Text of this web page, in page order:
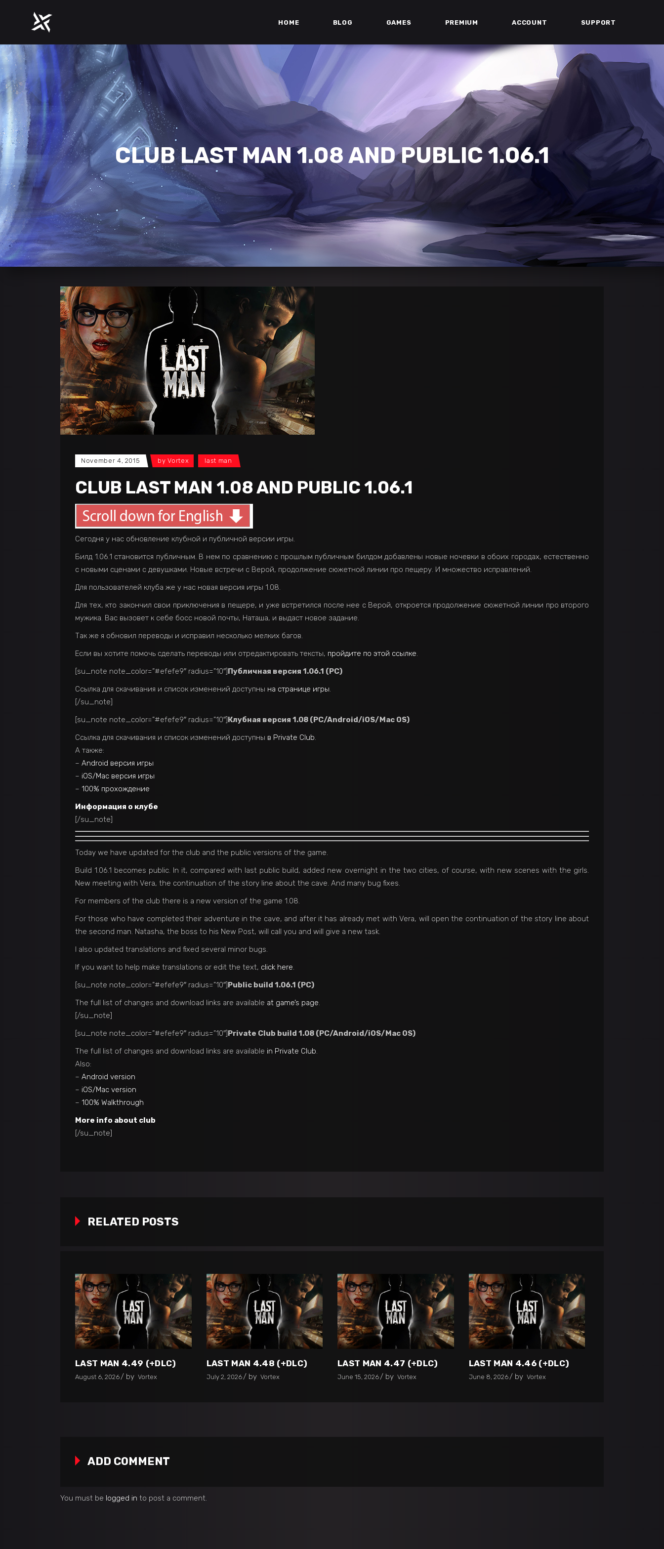
HOME BLOG GAMES PREMIUM ACCOUNT SUPPORT
CLUB LAST MAN 1.08 AND PUBLIC 1.06.1
November 4, 2015 byVortex last man
CLUB LAST MAN 1.08 AND PUBLIC 1.06.1
Сегодня у нас обновление клубной и публичной версии игры.
Билд 1.06.1 становится публичным. В нем по сравнению с прошлым публичным билдом добавлены новые ночевки в обоих городах, естественно
с новыми сценами с девушками. Новые встречи с Верой, продолжение сюжетной линии про пещеру. И множество исправлений.
Для пользователей клуба же у нас новая версия игры 1.08.
Для тех, кто закончил свои приключения в пещере, и уже встретился после нее с Верой, откроется продолжение сюжетной линии про второго
мужика. Вас вызовет к себе босс новой почты, Наташа, и выдаст новое задание.
Так же я обновил переводы и исправил несколько мелких багов.
Если вы хотите помочь сделать переводы или отредактировать тексты, пройдите по этой ссылке.
[su_note note_color=”#efefe9″ radius=”10″]Публичная версия 1.06.1 (PC)
Ссылка для скачивания и список изменений доступны на странице игры.
[/su_note]
[su_note note_color=”#efefe9″ radius=”10″]Клубная версия 1.08 (PC/Android/iOS/Mac OS)
Ссылка для скачивания и список изменений доступны в Private Club.
А также:
– Android версия игры
– iOS/Mac версия игры
– 100% прохождение
Информация о клубе
[/su_note]
Today we have updated for the club and the public versions of the game.
Build 1.06.1 becomes public. In it, compared with last public build, added new overnight in the two cities, of course, with new scenes with the girls.
New meeting with Vera, the continuation of the story line about the cave. And many bug fixes.
For members of the club there is a new version of the game 1.08.
For those who have completed their adventure in the cave, and after it has already met with Vera, will open the continuation of the story line about
the second man. Natasha, the boss to his New Post, will call you and will give a new task.
I also updated translations and fixed several minor bugs.
If you want to help make translations or edit the text, click here.
[su_note note_color=”#efefe9″ radius=”10″]Public build 1.06.1 (PC)
The full list of changes and download links are available at game’s page.
[/su_note]
[su_note note_color=”#efefe9″ radius=”10″]Private Club build 1.08 (PC/Android/iOS/Mac OS)
The full list of changes and download links are available in Private Club.
Also:
– Android version
– iOS/Mac version
– 100% Walkthrough
More info about club
[/su_note]
RELATED POSTS
LAST MAN 4.49 (+DLC)
August 6, 2026 by Vortex
LAST MAN 4.48 (+DLC)
July 2, 2026 by Vortex
LAST MAN 4.47 (+DLC)
June 15, 2026 by Vortex
LAST MAN 4.46 (+DLC)
June 8, 2026 by Vortex
ADD COMMENT
You must be logged in to post a comment.